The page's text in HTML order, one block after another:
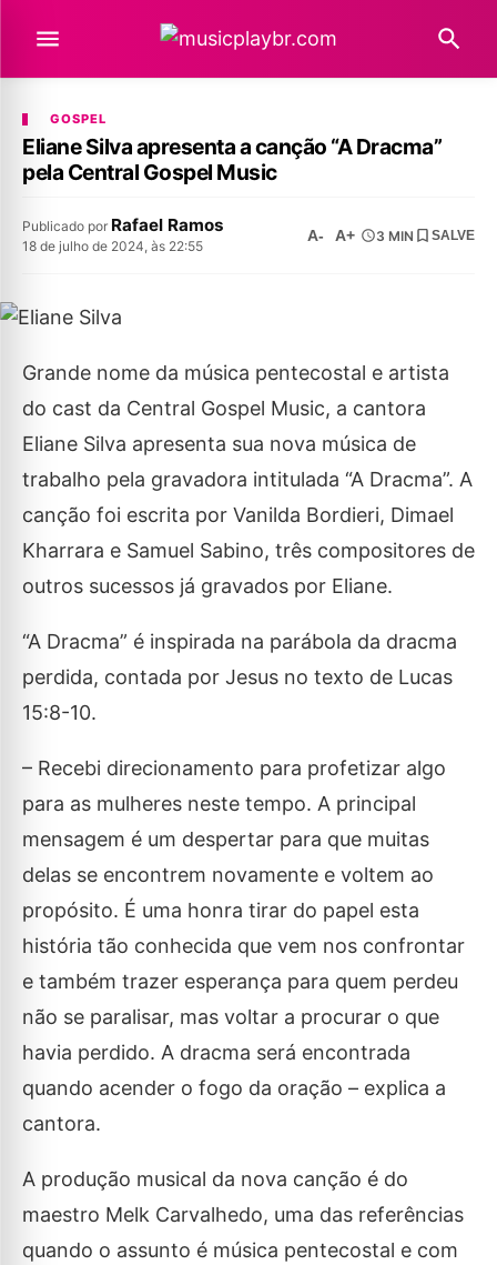
GOSPEL
Eliane Silva apresenta a canção “A Dracma”
pela Central Gospel Music
Publicado por Rafael Ramos
18 de julho de 2024, às 22:55
A- A+ 3 MIN SALVE
Grande nome da música pentecostal e artista
do cast da Central Gospel Music, a cantora
Eliane Silva apresenta sua nova música de
trabalho pela gravadora intitulada “A Dracma”. A
canção foi escrita por Vanilda Bordieri, Dimael
Kharrara e Samuel Sabino, três compositores de
outros sucessos já gravados por Eliane.
“A Dracma” é inspirada na parábola da dracma
perdida, contada por Jesus no texto de Lucas
15:8-10.
– Recebi direcionamento para profetizar algo
para as mulheres neste tempo. A principal
mensagem é um despertar para que muitas
delas se encontrem novamente e voltem ao
propósito. É uma honra tirar do papel esta
história tão conhecida que vem nos confrontar
e também trazer esperança para quem perdeu
não se paralisar, mas voltar a procurar o que
havia perdido. A dracma será encontrada
quando acender o fogo da oração – explica a
cantora.
A produção musical da nova canção é do
maestro Melk Carvalhedo, uma das referências
quando o assunto é música pentecostal e com